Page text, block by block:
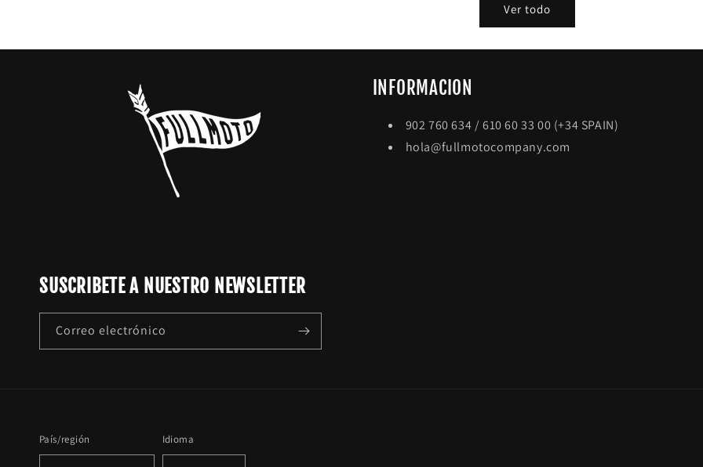
Ver todo
INFORMACION
902 760 634 / 610 60 33 00 (+34 SPAIN)
hola@fullmotocompany.com
SUSCRIBETE A NUESTRO NEWSLETTER
Correo electrónico
País/región Idioma